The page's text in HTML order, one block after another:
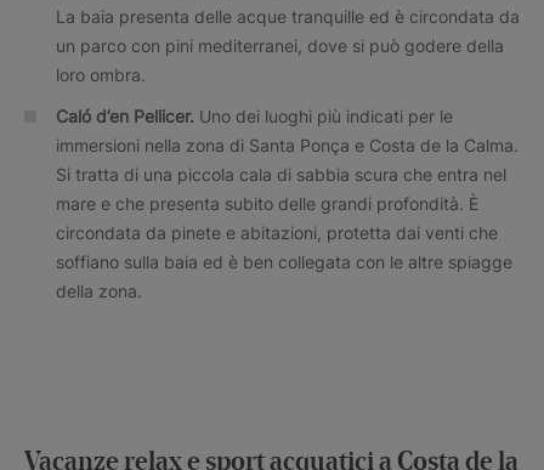
La baia presenta delle acque tranquille ed è circondata da
un parco con pini mediterranei, dove si può godere della
loro ombra.
Caló d’en Pellicer. Uno dei luoghi più indicati per le
immersioni nella zona di Santa Ponça e Costa de la Calma.
Si tratta di una piccola cala di sabbia scura che entra nel
mare e che presenta subito delle grandi profondità. È
circondata da pinete e abitazioni, protetta dai venti che
soffiano sulla baia ed è ben collegata con le altre spiagge
della zona.
Vacanze relax e sport acquatici a Costa de la